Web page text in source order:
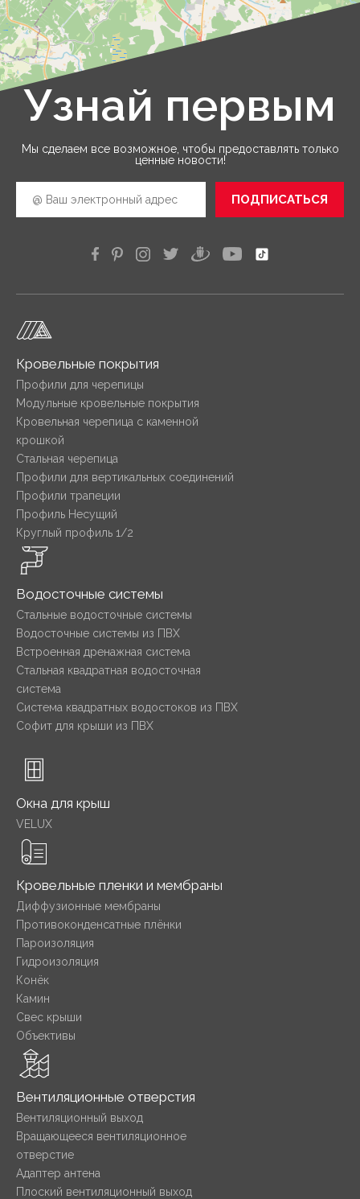
Узнай первым
Мы сделаем все возможное, чтобы предоставлять только
ценные новости!
ПОДПИСАТЬСЯ
Кровельные покрытия
Профили для черепицы
Модульные кровельные покрытия
Кровельная черепица с каменной
крошкой
Стальная черепица
Профили для вертикальных соединений
Профили трапеции
Профиль Несущий
Круглый профиль 1/2
Водосточные системы
Стальные водосточные системы
Водосточные системы из ПВХ
Встроенная дренажная система
Стальная квадратная водосточная
система
Система квадратных водостоков из ПВХ
Софит для крыши из ПВХ
Окна для крыш
VELUX
Кровельные пленки и мембраны
Диффузионные мембраны
Противоконденсатные плёнки
Пароизоляция
Гидроизоляция
Конёк
Камин
Свес крыши
Объективы
Вентиляционные отверстия
Вентиляционный выход
Вращающееся вентиляционное
отверстие
Адаптер антена
Плоский вентиляционный выход